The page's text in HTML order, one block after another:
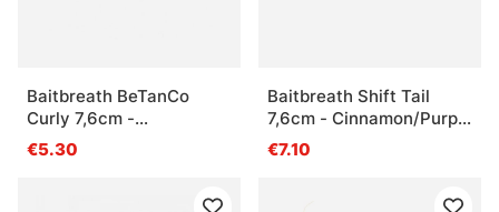
Baitbreath BeTanCo
Curly 7,6cm -
Orange/Gold
€5.30
Baitbreath Shift Tail
7,6cm - Cinnamon/Purple
Flake
€7.10